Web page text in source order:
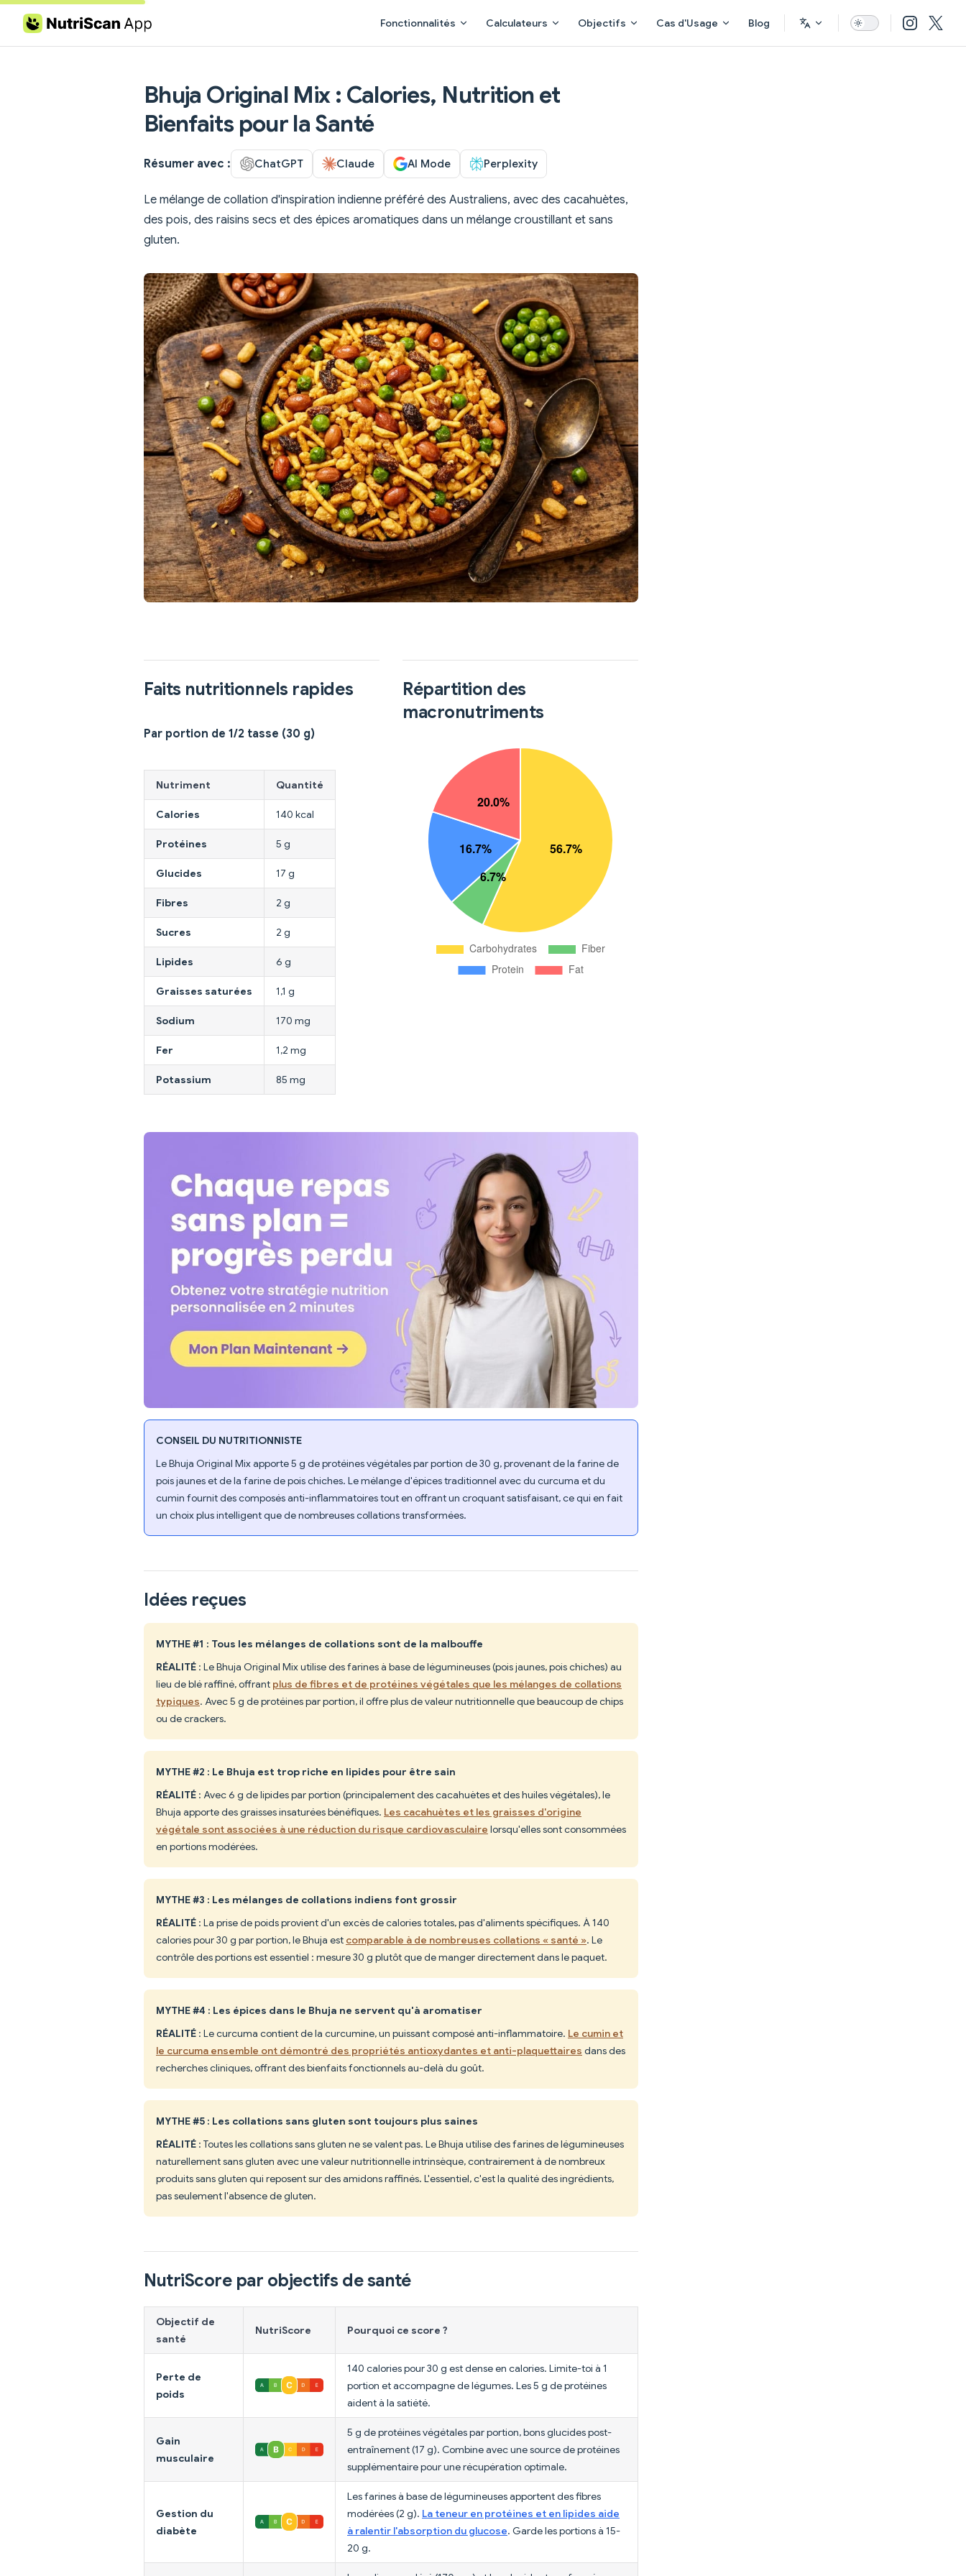
Skip to content Fonctionnalités Calculateurs Objectifs Cas d'Usage Blog
Bhuja Original Mix : Calories, Nutrition et
Bienfaits pour la Santé
Résumer avec : ChatGPT Claude AI Mode Perplexity
Le mélange de collation d'inspiration indienne préféré des Australiens, avec des cacahuètes,
des pois, des raisins secs et des épices aromatiques dans un mélange croustillant et sans
gluten.
Faits nutritionnels rapides
Par portion de 1/2 tasse (30 g)
Nutriment Quantité
Calories 140 kcal
Protéines 5 g
Glucides 17 g
Fibres 2 g
Sucres 2 g
Lipides 6 g
Graisses saturées 1,1 g
Sodium 170 mg
Fer 1,2 mg
Potassium 85 mg
Répartition des
macronutriments
CONSEIL DU NUTRITIONNISTE
Le Bhuja Original Mix apporte 5 g de protéines végétales par portion de 30 g, provenant de la farine de
pois jaunes et de la farine de pois chiches. Le mélange d'épices traditionnel avec du curcuma et du
cumin fournit des composés anti-inflammatoires tout en offrant un croquant satisfaisant, ce qui en fait
un choix plus intelligent que de nombreuses collations transformées.
Idées reçues
MYTHE #1 : Tous les mélanges de collations sont de la malbouffe
RÉALITÉ : Le Bhuja Original Mix utilise des farines à base de légumineuses (pois jaunes, pois chiches) au
lieu de blé raffiné, offrant plus de fibres et de protéines végétales que les mélanges de collations
typiques. Avec 5 g de protéines par portion, il offre plus de valeur nutritionnelle que beaucoup de chips
ou de crackers.
MYTHE #2 : Le Bhuja est trop riche en lipides pour être sain
RÉALITÉ : Avec 6 g de lipides par portion (principalement des cacahuètes et des huiles végétales), le
Bhuja apporte des graisses insaturées bénéfiques. Les cacahuètes et les graisses d'origine
végétale sont associées à une réduction du risque cardiovasculaire lorsqu'elles sont consommées
en portions modérées.
MYTHE #3 : Les mélanges de collations indiens font grossir
RÉALITÉ : La prise de poids provient d'un excès de calories totales, pas d'aliments spécifiques. À 140
calories pour 30 g par portion, le Bhuja est comparable à de nombreuses collations « santé ». Le
contrôle des portions est essentiel : mesure 30 g plutôt que de manger directement dans le paquet.
MYTHE #4 : Les épices dans le Bhuja ne servent qu'à aromatiser
RÉALITÉ : Le curcuma contient de la curcumine, un puissant composé anti-inflammatoire. Le cumin et
le curcuma ensemble ont démontré des propriétés antioxydantes et anti-plaquettaires dans des
recherches cliniques, offrant des bienfaits fonctionnels au-delà du goût.
MYTHE #5 : Les collations sans gluten sont toujours plus saines
RÉALITÉ : Toutes les collations sans gluten ne se valent pas. Le Bhuja utilise des farines de légumineuses
naturellement sans gluten avec une valeur nutritionnelle intrinsèque, contrairement à de nombreux
produits sans gluten qui reposent sur des amidons raffinés. L'essentiel, c'est la qualité des ingrédients,
pas seulement l'absence de gluten.
NutriScore par objectifs de santé
Objectif de
santé
NutriScore Pourquoi ce score ?
Perte de
poids
140 calories pour 30 g est dense en calories. Limite-toi à 1
portion et accompagne de légumes. Les 5 g de protéines
aident à la satiété.
Gain
musculaire
5 g de protéines végétales par portion, bons glucides post-
entraînement (17 g). Combine avec une source de protéines
supplémentaire pour une récupération optimale.
Gestion du
diabète
Les farines à base de légumineuses apportent des fibres
modérées (2 g). La teneur en protéines et en lipides aide
à ralentir l'absorption du glucose. Garde les portions à 15-
20 g.